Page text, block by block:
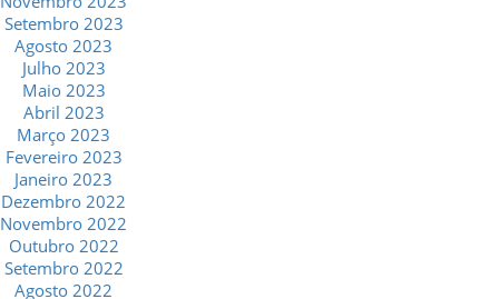
Setembro 2023
Agosto 2023
Julho 2023
Maio 2023
Abril 2023
Março 2023
Fevereiro 2023
Janeiro 2023
Dezembro 2022
Novembro 2022
Outubro 2022
Setembro 2022
Agosto 2022